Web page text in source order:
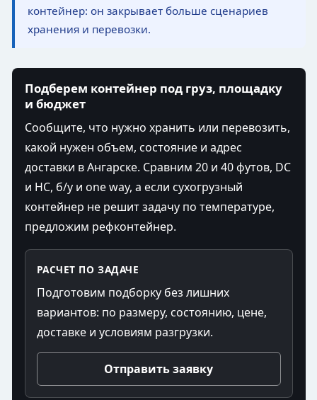
контейнер: он закрывает больше сценариев
хранения и перевозки.
Подберем контейнер под груз, площадку
и бюджет
Сообщите, что нужно хранить или перевозить,
какой нужен объем, состояние и адрес
доставки в Ангарске. Сравним 20 и 40 футов, DC
и HC, б/у и one way, а если сухогрузный
контейнер не решит задачу по температуре,
предложим рефконтейнер.
РАСЧЕТ ПО ЗАДАЧЕ
Подготовим подборку без лишних
вариантов: по размеру, состоянию, цене,
доставке и условиям разгрузки.
Отправить заявку